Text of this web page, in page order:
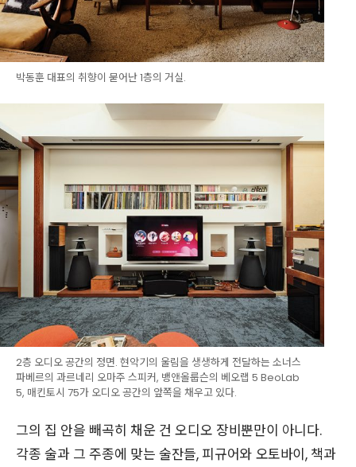
박동훈 대표의 취향이 묻어난 1층의 거실.
2층 오디오 공간의 정면. 현악기의 울림을 생생하게 전달하는 소너스
파베르의 과르네리 오마주 스피커, 뱅앤올룹슨의 베오랩 5 BeoLab
5, 매킨토시 75가 오디오 공간의 앞쪽을 채우고 있다.
그의 집 안을 빼곡히 채운 건 오디오 장비뿐만이 아니다.
각종 술과 그 주종에 맞는 술잔들, 피규어와 오토바이, 책과